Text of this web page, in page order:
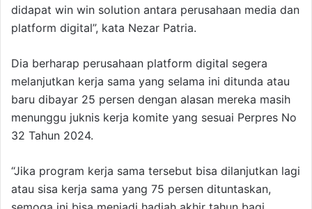
didapat win win solution antara perusahaan media dan
platform digital”, kata Nezar Patria.
Dia berharap perusahaan platform digital segera
melanjutkan kerja sama yang selama ini ditunda atau
baru dibayar 25 persen dengan alasan mereka masih
menunggu juknis kerja komite yang sesuai Perpres No
32 Tahun 2024.
“Jika program kerja sama tersebut bisa dilanjutkan lagi
atau sisa kerja sama yang 75 persen dituntaskan,